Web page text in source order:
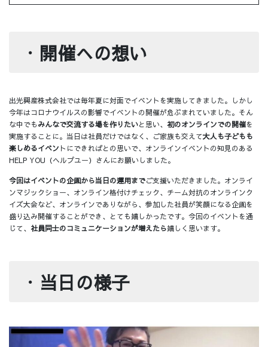
・ 開催への想い
出光興産株式会社では毎年夏に対面でイベントを実施してきました。しかし
今年はコロナウイルスの影響でイベントの開催が危ぶまれていました。そん
な中でもみんなで交流する場を作りたいと思い、 初のオンラインでの開催を
実施することに。当日は社員だけではなく、ご家族も交えて大人も子どもも
楽しめるイベン トにできればとの思いで、オンラインイベントの知見のある
HELP YOU（ヘルプユー）さんにお願いしました。
今回はイベントの企画から当日の運用までご支援いただきました。オンライ
ンマジックショー、オンライン格付けチェック、チーム対抗のオンラインク
イズ大会など、オンラインでありながら、参加した社員が笑顔になる企画を
盛り込み開催することができ、とても嬉しかったです。今回のイベントを通
じて、 社員同士のコミュニケーションが増えたら嬉しく思います。
・ 当日の様子